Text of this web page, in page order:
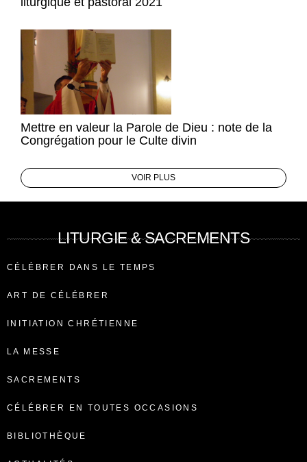
Mettre en valeur la Parole de Dieu : note de la
Congrégation pour le Culte divin
VOIR PLUS
LITURGIE & SACREMENTS
CÉLÉBRER DANS LE TEMPS
ART DE CÉLÉBRER
INITIATION CHRÉTIENNE
LA MESSE
SACREMENTS
CÉLÉBRER EN TOUTES OCCASIONS
BIBLIOTHÈQUE